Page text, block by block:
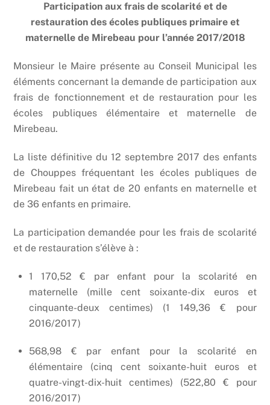
Participation aux frais de scolarité et de
restauration des écoles publiques primaire et
maternelle de Mirebeau pour l’année 2017/2018
Monsieur le Maire présente au Conseil Municipal les
éléments concernant la demande de participation aux
frais de fonctionnement et de restauration pour les
écoles publiques élémentaire et maternelle de
Mirebeau.
La liste définitive du 12 septembre 2017 des enfants
de Chouppes fréquentant les écoles publiques de
Mirebeau fait un état de 20 enfants en maternelle et
de 36 enfants en primaire.
La participation demandée pour les frais de scolarité
et de restauration s’élève à :
1 170,52 € par enfant pour la scolarité en
maternelle (mille cent soixante-dix euros et
cinquante-deux centimes) (1 149,36 € pour
2016/2017)
568,98 € par enfant pour la scolarité en
élémentaire (cinq cent soixante-huit euros et
quatre-vingt-dix-huit centimes) (522,80 € pour
2016/2017)